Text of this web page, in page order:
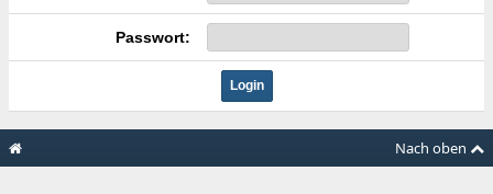
Passwort:
Nach oben